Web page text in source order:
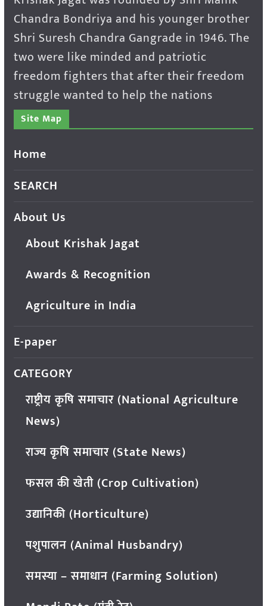
Chandra Bondriya and his younger brother
Shri Suresh Chandra Gangrade in 1946. The
two were like minded and patriotic
freedom fighters that after their freedom
struggle wanted to help the nations
Site Map
Home
SEARCH
About Us
About Krishak Jagat
Awards & Recognition
Agriculture in India
E-paper
CATEGORY
राष्ट्रीय कृषि समाचार (National Agriculture
News)
राज्य कृषि समाचार (State News)
फसल की खेती (Crop Cultivation)
उद्यानिकी (Horticulture)
पशुपालन (Animal Husbandry)
समस्या – समाधान (Farming Solution)